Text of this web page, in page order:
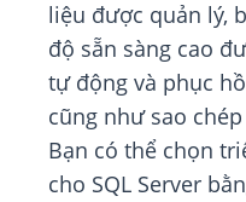
liệu được quản lý,
độ sẵn sàng cao
tự động và phục
cũng như sao
Bạn có thể chọn
cho SQL Server